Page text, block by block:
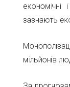
економічні
зазнають
мільйонів